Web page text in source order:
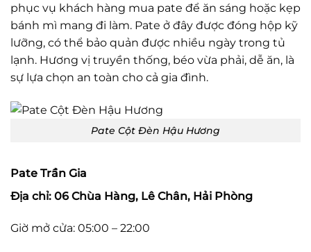
phục vụ khách hàng mua pate để ăn sáng hoặc kẹp
bánh mì mang đi làm. Pate ở đây được đóng hộp kỹ
lưỡng, có thể bảo quản được nhiều ngày trong tủ
lạnh. Hương vị truyền thống, béo vừa phải, dễ ăn, là
sự lựa chọn an toàn cho cả gia đình.
Pate Cột Đèn Hậu Hương
Pate Trần Gia
Địa chỉ: 06 Chùa Hàng, Lê Chân, Hải Phòng
Giờ mở cửa: 05:00 – 22:00